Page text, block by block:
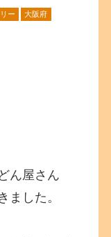
ー 大阪府
ん屋さん
ました。